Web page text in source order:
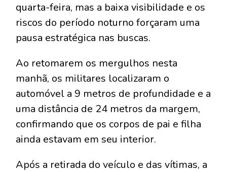
quarta-feira, mas a baixa visibilidade e os
riscos do período noturno forçaram uma
pausa estratégica nas buscas.
Ao retomarem os mergulhos nesta
manhã, os militares localizaram o
automóvel a 9 metros de profundidade e a
uma distância de 24 metros da margem,
confirmando que os corpos de pai e filha
ainda estavam em seu interior.
Após a retirada do veículo e das vítimas, a